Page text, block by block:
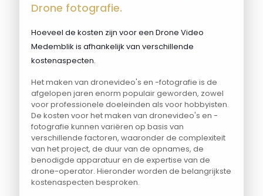
Drone fotografie.
Hoeveel de kosten zijn voor een Drone Video
Medemblik is afhankelijk van verschillende
kostenaspecten.
Het maken van dronevideo's en -fotografie is de
afgelopen jaren enorm populair geworden, zowel
voor professionele doeleinden als voor hobbyisten.
De kosten voor het maken van dronevideo's en -
fotografie kunnen variëren op basis van
verschillende factoren, waaronder de complexiteit
van het project, de duur van de opnames, de
benodigde apparatuur en de expertise van de
drone-operator. Hieronder worden de belangrijkste
kostenaspecten besproken.